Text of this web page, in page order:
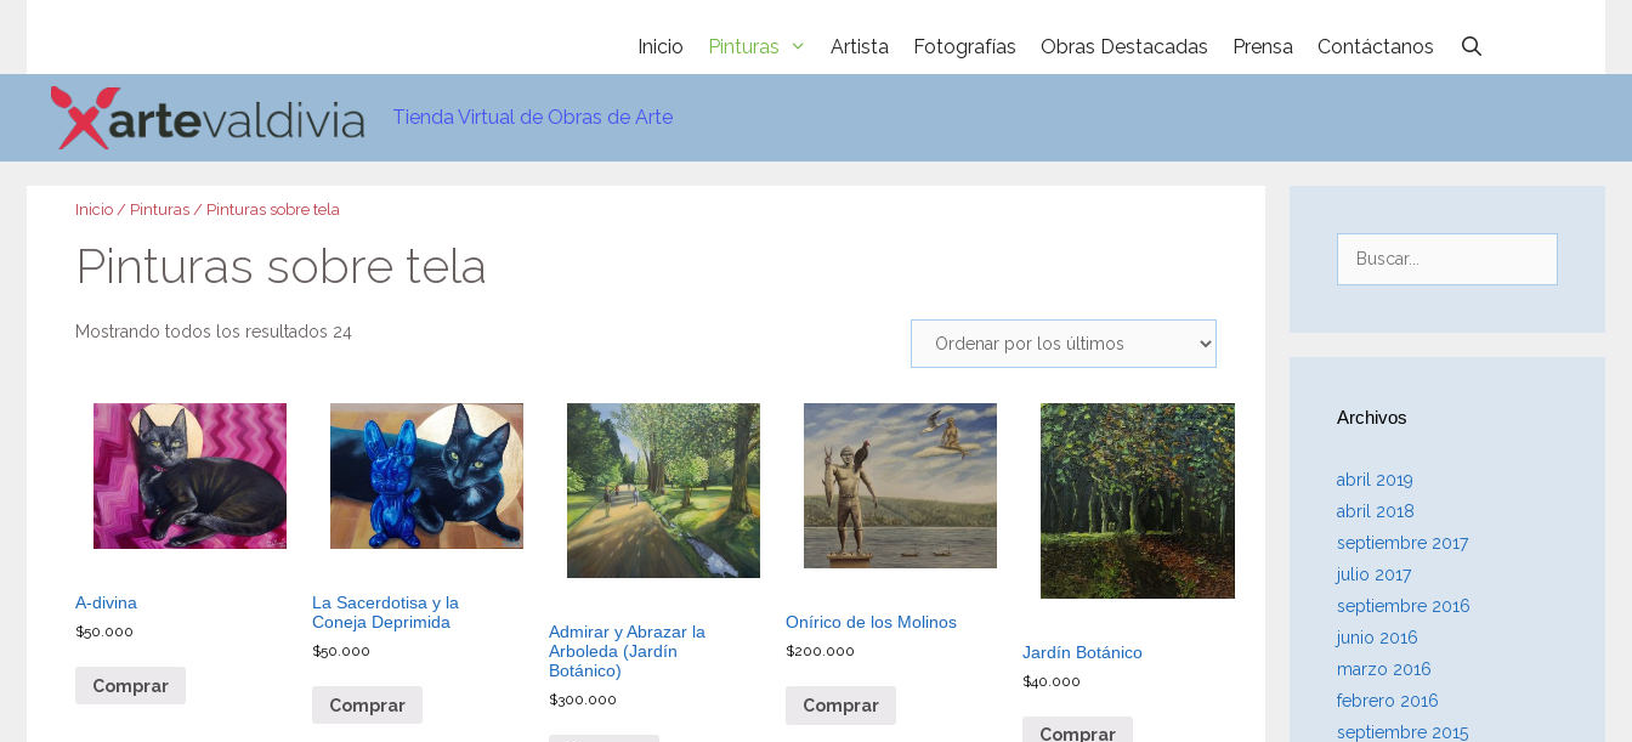
Inicio Pinturas Artista Fotografías Obras Destacadas Prensa Contáctanos
Tienda Virtual de Obras de Arte
Inicio / Pinturas / Pinturas sobre tela
Pinturas sobre tela
Mostrando todos los resultados 24
A-divina
$50.000
Comprar
La Sacerdotisa y la
Coneja Deprimida
$50.000
Comprar
Admirar y Abrazar la
Arboleda (Jardín
Botánico)
$300.000
Onírico de los Molinos
$200.000
Comprar
Jardín Botánico
$40.000
Comprar
Archivos
abril 2019
abril 2018
septiembre 2017
julio 2017
septiembre 2016
junio 2016
marzo 2016
febrero 2016
septiembre 2015